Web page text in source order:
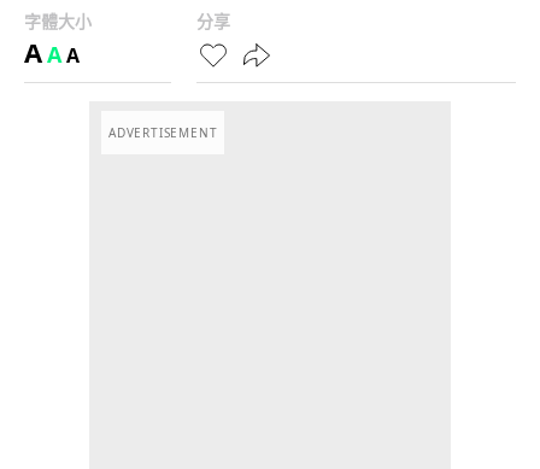
字體大小
AAA
分享
ADVERTISEMENT